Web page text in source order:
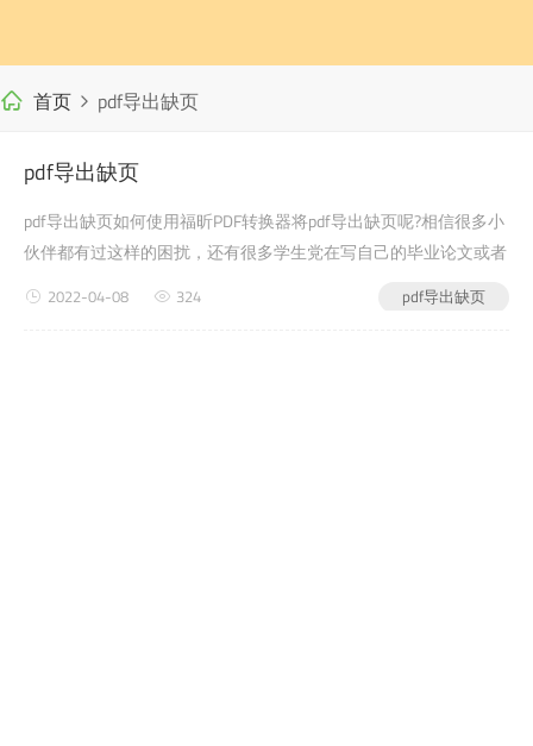
首页 pdf导出缺页
pdf导出缺页
pdf导出缺页如何使用福昕PDF转换器将pdf导出缺页呢?相信很多小
伙伴都有过这样的困扰，还有很多学生党在写自己的毕业论文或者
的问题，没有关系，今天小编教给大家的就是如何使用福昕PDF转
pdf导出缺页
2022-04-08 324